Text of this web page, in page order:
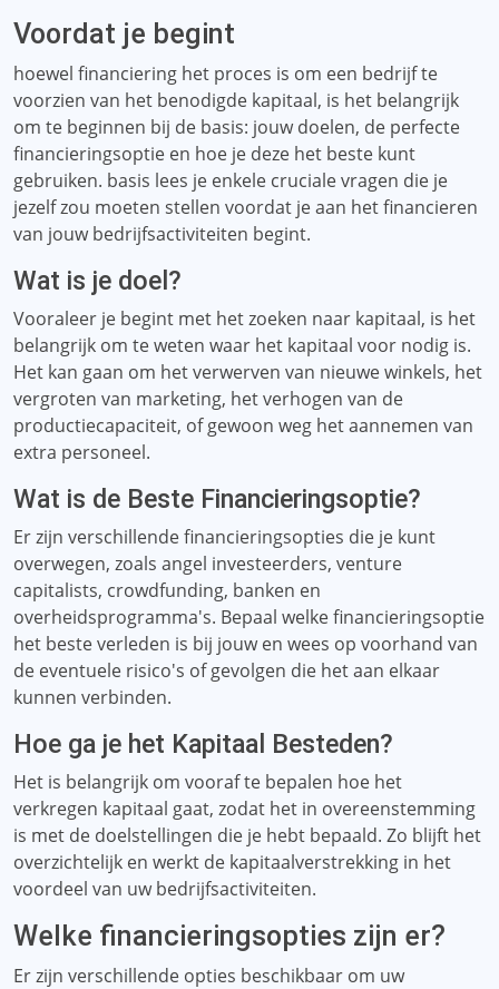
Voordat je begint
hoewel financiering het proces is om een ​​bedrijf te
voorzien van het benodigde kapitaal, is het belangrijk
om te beginnen bij de basis: jouw doelen, de perfecte
financieringsoptie en hoe je deze het beste kunt
gebruiken. basis lees je enkele cruciale vragen die je
jezelf zou moeten stellen voordat je aan het financieren
van jouw bedrijfsactiviteiten begint.
Wat is je doel?
Vooraleer je begint met het zoeken naar kapitaal, is het
belangrijk om te weten waar het kapitaal voor nodig is.
Het kan gaan om het verwerven van nieuwe winkels, het
vergroten van marketing, het verhogen van de
productiecapaciteit, of gewoon weg het aannemen van
extra personeel.
Wat is de Beste Financieringsoptie?
Er zijn verschillende financieringsopties die je kunt
overwegen, zoals angel investeerders, venture
capitalists, crowdfunding, banken en
overheidsprogramma's. Bepaal welke financieringsoptie
het beste verleden is bij jouw en wees op voorhand van
de eventuele risico's of gevolgen die het aan elkaar
kunnen verbinden.
Hoe ga je het Kapitaal Besteden?
Het is belangrijk om vooraf te bepalen hoe het
verkregen kapitaal gaat, zodat het in overeenstemming
is met de doelstellingen die je hebt bepaald. Zo blijft het
overzichtelijk en werkt de kapitaalverstrekking in het
voordeel van uw bedrijfsactiviteiten.
Welke financieringsopties zijn er?
Er zijn verschillende opties beschikbaar om uw